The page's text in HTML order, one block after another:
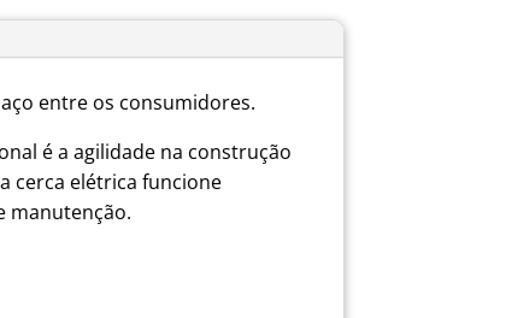
entre os consumidores.
é a agilidade na construção
cerca elétrica funcione
manutenção.